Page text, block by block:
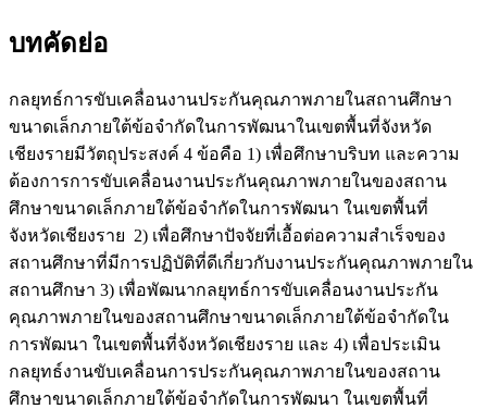
บทคัดย่อ
กลยุทธ์การขับเคลื่อนงานประกันคุณภาพภายในสถานศึกษา
ขนาดเล็กภายใต้ข้อจำกัดในการพัฒนาในเขตพื้นที่จังหวัด
เชียงรายมีวัตถุประสงค์ 4 ข้อคือ 1) เพื่อศึกษาบริบท และความ
ต้องการการขับเคลื่อนงานประกันคุณภาพภายในของสถาน
ศึกษาขนาดเล็กภายใต้ข้อจำกัดในการพัฒนา ในเขตพื้นที่
จังหวัดเชียงราย 2) เพื่อศึกษาปัจจัยที่เอื้อต่อความสำเร็จของ
สถานศึกษาที่มีการปฏิบัติที่ดีเกี่ยวกับงานประกันคุณภาพภายใน
สถานศึกษา 3) เพื่อพัฒนากลยุทธ์การขับเคลื่อนงานประกัน
คุณภาพภายในของสถานศึกษาขนาดเล็กภายใต้ข้อจำกัดใน
การพัฒนา ในเขตพื้นที่จังหวัดเชียงราย และ 4) เพื่อประเมิน
กลยุทธ์งานขับเคลื่อนการประกันคุณภาพภายในของสถาน
ศึกษาขนาดเล็กภายใต้ข้อจำกัดในการพัฒนา ในเขตพื้นที่